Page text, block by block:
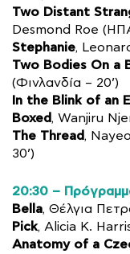
Two Distant
Desmond Roe
Stephanie,
Two Bodies On a
(Φινλανδία – 20’)
In the Blink of an
Boxed, Wanjiru
The Thread,
30’)
20:30 –
Bella, Θέλγια
Pick, Alicia K.
Anatomy of a